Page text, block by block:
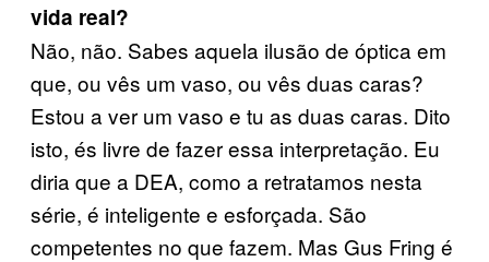
vida real?
Não, não. Sabes aquela ilusão de óptica em
que, ou vês um vaso, ou vês duas caras?
Estou a ver um vaso e tu as duas caras. Dito
isto, és livre de fazer essa interpretação. Eu
diria que a DEA, como a retratamos nesta
série, é inteligente e esforçada. São
competentes no que fazem. Mas Gus Fring é